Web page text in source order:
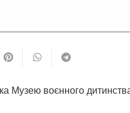
Музею воєнного